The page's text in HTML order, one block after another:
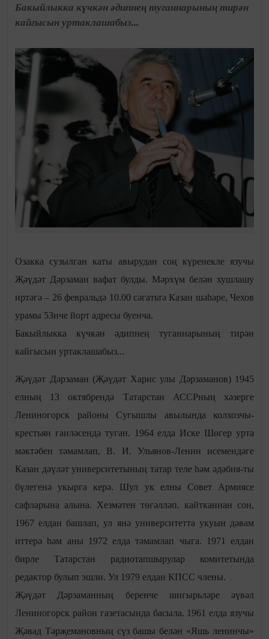
Бакыйлыкка күчкән әдипнең туганнарының тирән
кайгысын уртаклашабыз...
Озакка сузылган каты авырудан соң күренекле язучы
Җәүдәт Дәрзаман вафат булды. Мәрхүм белән хушлашу
иртәгә – 26 февральдә 10.00 сәгатьтә Казан шәһәре, Чехов
урамы 53нче йорт адресы буенча.
Бакыйлыкка күчкән әдипнең туганнарының тирән
кайгысын уртаклашабыз...
Җәүдәт Дәрзаман (Җәүдәт Харис улы Дәрзаманов) 1945
елның 13 октябрендә Татарстан АССРның хәзерге
Лениногорск районы Сугышлы авылында колхозчы-
крестьян гаиләсендә туган. 1964 елда Иске Шөгер урта
мәктәбен тәмамлап, В. И. Ульянов-Ленин исемендәге
Казан дәүләт университетының татар теле һәм әдәбия-ты
бүлегенә укырга керә. Шул ук елны Совет Армиясе
сафларына алына. Хезмәтен төгәлләп. кайтканнан сон,
1967 елдан башлап, ул янә университетта укуын дәвам
иттерә һәм аны 1972 елда тәмамлап чыга. 1971 елдан
бирле Татарстан радиотапшырулар комитетында
редактор булып эшли. Ул 1979 елдан КПСС члены.
Җәүдәт Дәрзаманның беренче шигырьләре әүвәл
Лениногорск район газетасында басыла. 1961 елда язучы
Җәвад Тәрҗемановның сүз башы белән «Яшь ленинчы»